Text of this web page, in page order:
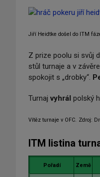
Jiří Heidtke došel do ITM
Z prize poolu si svůj
stůl turnaje a v
spokojit s „drobky“.
Turnaj vyhrál polský
Vítěz turnaje v OFC. Zdroj:
ITM listina
Pořadí Země